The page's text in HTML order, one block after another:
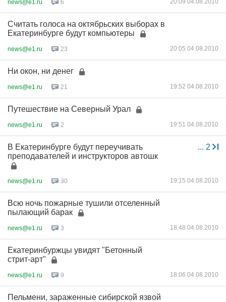
news@e1.ru 6 20:09 04.08.2010
Считать голоса на октябрьских выборах в
Екатеринбурге будут компьютеры
news@e1.ru 23 20:05 04.08.2010
Ни окон, ни денег
news@e1.ru 21 19:52 04.08.2010
Путешествие на Северный Урал
news@e1.ru 2 19:51 04.08.2010
... 2
В Екатеринбурге будут переучивать
преподавателей и инструкторов автошк
news@e1.ru 30 19:15 04.08.2010
Всю ночь пожарные тушили отселенный
пылающий барак
news@e1.ru 3 18:48 04.08.2010
Екатеринбуржцы увидят "Бетонный
стрит-арт"
news@e1.ru 9 18:06 04.08.2010
Пельмени, зараженные сибирской язвой